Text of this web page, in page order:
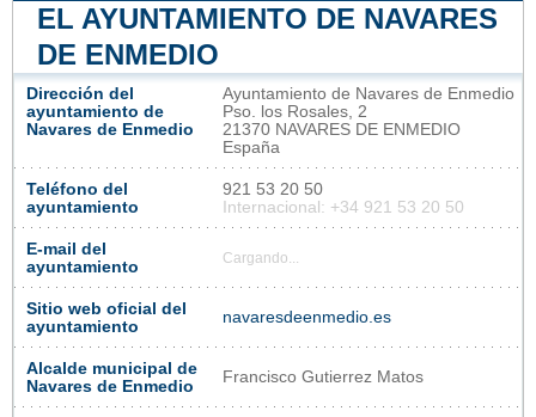
EL AYUNTAMIENTO DE NAVARES
DE ENMEDIO
Dirección del
ayuntamiento de
Navares de Enmedio
Ayuntamiento de Navares de Enmedio
Pso. los Rosales, 2
21370 NAVARES DE ENMEDIO
España
Teléfono del
ayuntamiento
921 53 20 50
Internacional: +34 921 53 20 50
E-mail del
ayuntamiento
Cargando...
Sitio web oficial del
ayuntamiento
navaresdeenmedio.es
Alcalde municipal de
Navares de Enmedio
Francisco Gutierrez Matos